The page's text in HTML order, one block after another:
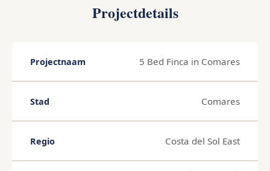
Projectdetails
Projectnaam 5 Bed Finca in Comares
Stad Comares
Regio Costa del Sol East